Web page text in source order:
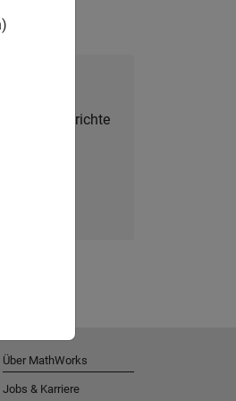
Berichte
Über MathWorks
Jobs & Karriere